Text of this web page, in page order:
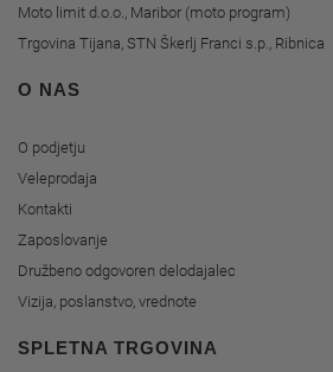
Moto limit d.o.o., Maribor (moto program)
Trgovina Tijana, STN Škerlj Franci s.p., Ribnica
O NAS
O podjetju
Veleprodaja
Kontakti
Zaposlovanje
Družbeno odgovoren delodajalec
Vizija, poslanstvo, vrednote
SPLETNA TRGOVINA